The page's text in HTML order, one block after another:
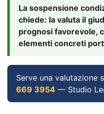
La sospensione
chiede: la valuta il
prognosi favorevole,
elementi concreti
Serve una valutazione
669 3954 — Studio